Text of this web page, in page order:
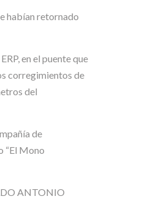
habían retornado
en el puente que
corregimientos de
del
de
“El Mono
ANTONIO